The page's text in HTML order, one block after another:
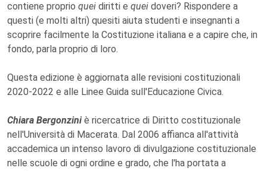
contiene proprio quei diritti e quei doveri? Rispondere a
questi (e molti altri) quesiti aiuta studenti e insegnanti a
scoprire facilmente la Costituzione italiana e a capire che, in
fondo, parla proprio di loro.
Questa edizione è aggiornata alle revisioni costituzionali
2020-2022 e alle Linee Guida sull'Educazione Civica.
Chiara Bergonziniè ricercatrice di Diritto costituzionale
nell'Università di Macerata. Dal 2006 affianca all'attività
accademica un intenso lavoro di divulgazione costituzionale
nelle scuole di ogni ordine e grado, che l'ha portata a